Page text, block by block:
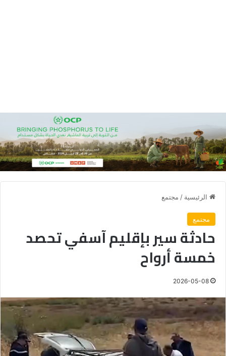
الرئيسية / مجتمع
مجتمع
حادثة سير بإقليم آسفي تحصد
خمسة أرواح
2026-05-08